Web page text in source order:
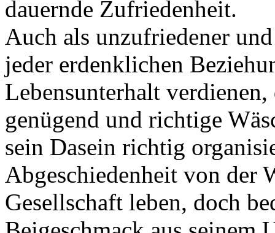
dauernde Zufriedenheit.
Auch als unzufriedener
jeder erdenklichen
Lebensunterhalt
genügend und richtige
sein Dasein richtig
Abgeschiedenheit von der
Gesellschaft leben, doch